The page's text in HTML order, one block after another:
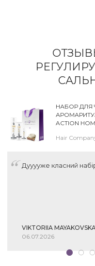
НАБОР ДЛЯ
ACTION
Hair
Дууууже класний
VIKTORIIA
06.07.2026